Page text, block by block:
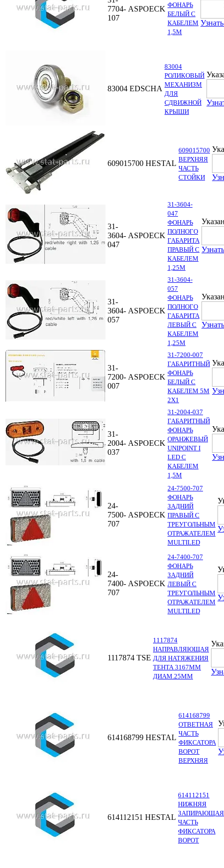
7704-
107
ASPOECK ФОНАРЬ
БЕЛЫЙ С
КАБЕЛЕМ
1,5М
83004 EDSCHA
83004
РОЛИКОВЫЙ
МЕХАНИЗМ
ДЛЯ
СДВИЖНОЙ
КРЫШИ
609015700 HESTAL
609015700
ВЕРХНЯЯ
ЧАСТЬ
СТОЙКИ
31-
3604-
047
ASPOECK
31-3604-
047
ФОНАРЬ
ПОЛНОГО
ГАБАРИТА
ПРАВЫЙ С
КАБЕЛЕМ
1,25М
31-
3604-
057
ASPOECK
31-3604-
057
ФОНАРЬ
ПОЛНОГО
ГАБАРИТА
ЛЕВЫЙ С
КАБЕЛЕМ
1,25М
31-
7200-
007
ASPOECK
31-7200-007
ГАБАРИТНЫЙ
ФОНАРЬ
БЕЛЫЙ С
КАБЕЛЕМ 5М
2Х1
31-
2004-
037
ASPOECK
31-2004-037
ГАБАРИТНЫЙ
ФОНАРЬ
ОРАНЖЕВЫЙ
UNIPOINT I
LED С
КАБЕЛЕМ
1,5М
24-
7500-
707
ASPOECK
24-7500-707
ФОНАРЬ
ЗАДНИЙ
ПРАВЫЙ С
ТРЕУГОЛЬНЫМ
ОТРАЖАТЕЛЕМ
MULTILED
24-
7400-
707
ASPOECK
24-7400-707
ФОНАРЬ
ЗАДНИЙ
ЛЕВЫЙ С
ТРЕУГОЛЬНЫМ
ОТРАЖАТЕЛЕМ
MULTILED
1117874 TSE
1117874
НАПРАВЛЯЮЩАЯ
ДЛЯ НАТЯЖЕНИЯ
ТЕНТА 3167ММ
ДИАМ.25ММ
614168799 HESTAL
614168799
ОТВЕТНАЯ
ЧАСТЬ
ФИКСАТОРА
ВОРОТ
ВЕРХНЯЯ
614112151 HESTAL
614112151
НИЖНЯЯ
ЗАПИРАЮЩАЯ
ЧАСТЬ
ФИКСАТОРА
ВОРОТ